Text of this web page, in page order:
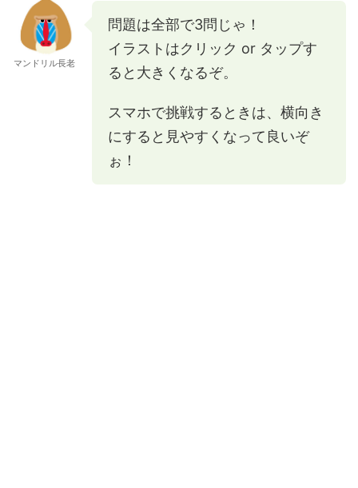
マンドリル長老
問題は全部で3問じゃ！
イラストはクリック or タップす
ると大きくなるぞ。
スマホで挑戦するときは、横向き
にすると見やすくなって良いぞ
ぉ！